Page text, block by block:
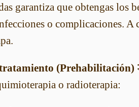
garantiza que obtengas los
o complicaciones. A
(Prehabilitación)
o radioterapia: